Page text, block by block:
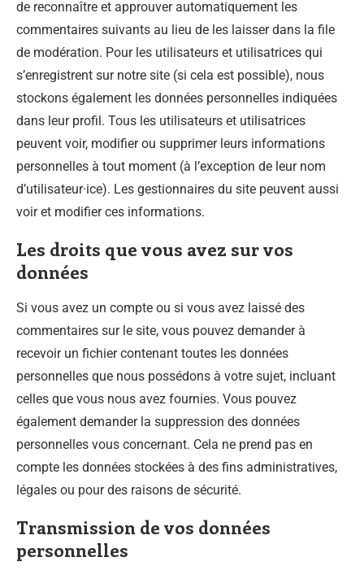
de reconnaître et approuver automatiquement les
commentaires suivants au lieu de les laisser dans la file
de modération. Pour les utilisateurs et utilisatrices qui
s’enregistrent sur notre site (si cela est possible), nous
stockons également les données personnelles indiquées
dans leur profil. Tous les utilisateurs et utilisatrices
peuvent voir, modifier ou supprimer leurs informations
personnelles à tout moment (à l’exception de leur nom
d’utilisateur·ice). Les gestionnaires du site peuvent aussi
voir et modifier ces informations.
Les droits que vous avez sur vos
données
Si vous avez un compte ou si vous avez laissé des
commentaires sur le site, vous pouvez demander à
recevoir un fichier contenant toutes les données
personnelles que nous possédons à votre sujet, incluant
celles que vous nous avez fournies. Vous pouvez
également demander la suppression des données
personnelles vous concernant. Cela ne prend pas en
compte les données stockées à des fins administratives,
légales ou pour des raisons de sécurité.
Transmission de vos données
personnelles